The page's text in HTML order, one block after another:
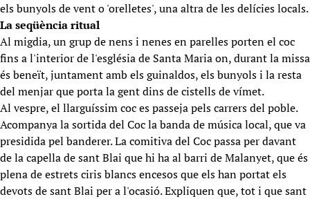
els bunyols de vent o 'orelletes', una altra de les delícies locals.
La seqüència ritual
Al migdia, un grup de nens i nenes en parelles porten el coc
fins a l'interior de l'església de Santa Maria on, durant la missa
és beneït, juntament amb els guinaldos, els bunyols i la resta
del menjar que porta la gent dins de cistells de vímet.
Al vespre, el llarguíssim coc es passeja pels carrers del poble.
Acompanya la sortida del Coc la banda de música local, que va
presidida pel banderer. La comitiva del Coc passa per davant
de la capella de sant Blai que hi ha al barri de Malanyet, que és
plena de estrets ciris blancs encesos que els han portat els
devots de sant Blai per a l'ocasió. Expliquen que, tot i que sant